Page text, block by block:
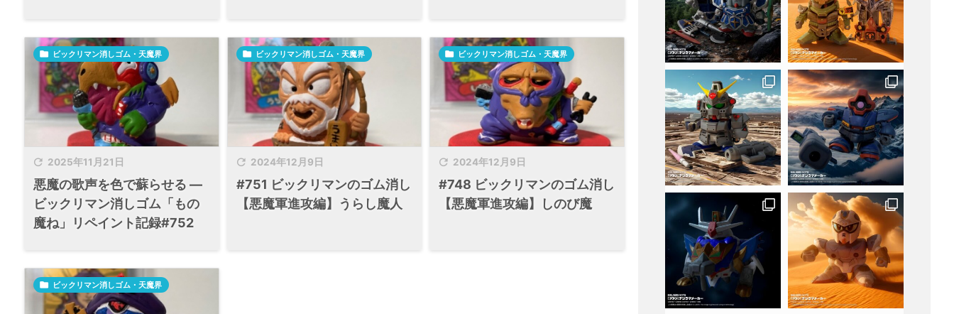
 2025年11月21日
 ビックリマン消しゴム・天魔界
悪魔の歌声を色で蘇らせる ―
ビックリマン消しゴム「もの
魔ね」リペイント記録#752
 2024年12月9日
 ビックリマン消しゴム・天魔界
#751 ビックリマンのゴム消し
【悪魔軍進攻編】うらし魔人
 2024年12月9日
 ビックリマン消しゴム・天魔界
#748 ビックリマンのゴム消し
【悪魔軍進攻編】しのび魔
 ビックリマン消しゴム・天魔界